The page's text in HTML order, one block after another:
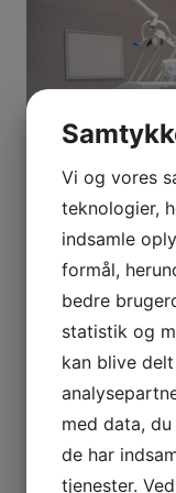
Nyheder
Sådan
Søborg for
Peter Nielsen
Når du søger
at vælge en klinik,
Vi og vores
teknologier,
indsamle
formål,
bedre
statistik og
kan blive
med data,
de har
tjenester.